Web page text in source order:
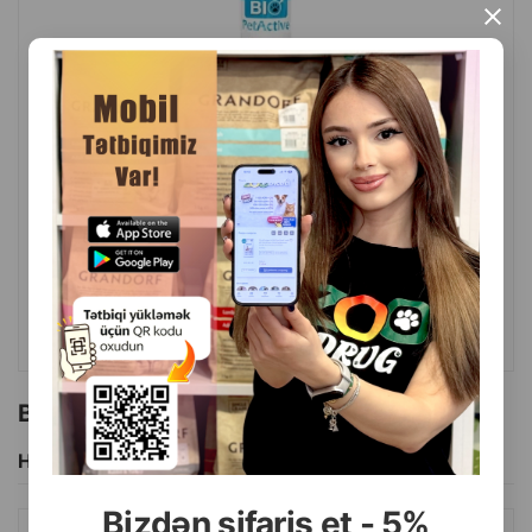
×
Çəki Qiymət
Almaq
1 ədəd
10.50
ALMAQ
Bu brendin başqa məhsulları
Hamısını Gör